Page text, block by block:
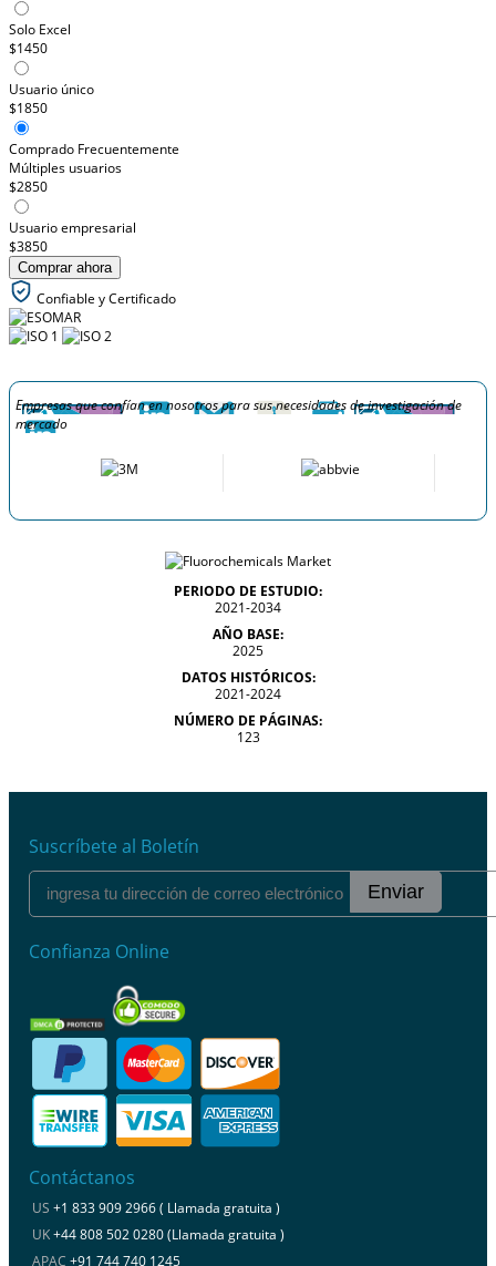
Solo Excel
$1450
Usuario único
$1850
Comprado Frecuentemente
Múltiples usuarios
$2850
Usuario empresarial
$3850
Comprar ahora
Confiable y Certificado
Empresas que confían en nosotros para sus necesidades de investigación de
mercado
PERIODO DE ESTUDIO:
2021-2034
AÑO BASE:
2025
DATOS HISTÓRICOS:
2021-2024
NÚMERO DE PÁGINAS:
123
Suscríbete al Boletín
Enviar
Confianza Online
Contáctanos
US +1 833 909 2966 ( Llamada gratuita )
UK+44 808 502 0280 (Llamada gratuita )
APAC +91 744 740 1245